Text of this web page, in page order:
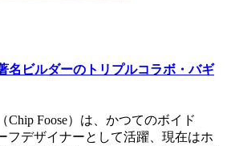
名ビルダーのトリプルコラボ・バギ
Chip Foose）は、かつてのボイド
フデザイナーとして活躍、現在はホ